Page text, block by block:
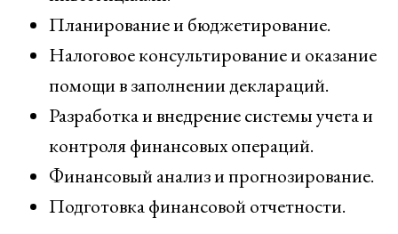
Планирование и бюджетирование.
Налоговое консультирование и оказание
помощи в заполнении деклараций.
Разработка и внедрение системы учета и
контроля финансовых операций.
Финансовый анализ и прогнозирование.
Подготовка финансовой отчетности.